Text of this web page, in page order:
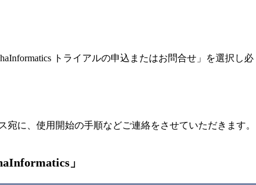
トライアルの申込またはお問合せ」を選択し必
に、使用開始の手順などご連絡をさせていただきます。
」